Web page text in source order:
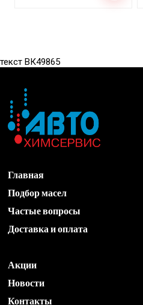
текст ВК49865
Главная
Подбор масел
Частые вопросы
Доставка и оплата
Акции
Новости
Контакты